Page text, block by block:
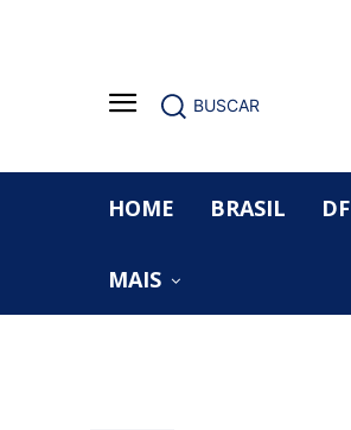
BUSCAR
HOME BRASIL DF
MAIS